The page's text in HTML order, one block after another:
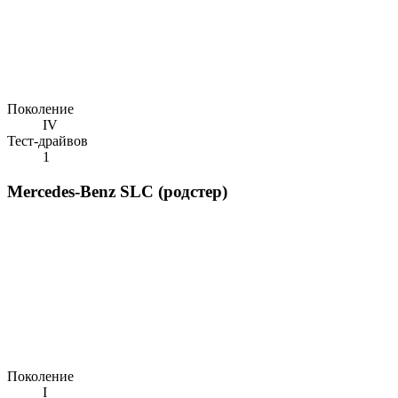
Поколение
IV
Тест-драйвов
1
Mercedes-Benz SLC (родстер)
Поколение
I